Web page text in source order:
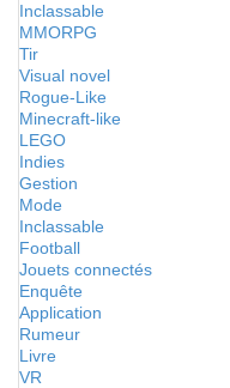
Inclassable
MMORPG
Tir
Visual novel
Rogue-Like
Minecraft-like
LEGO
Indies
Gestion
Mode
Inclassable
Football
Jouets connectés
Enquête
Application
Rumeur
Livre
VR